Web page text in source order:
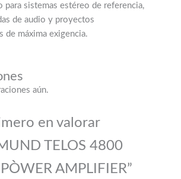
para sistemas estéreo de referencia,
de audio y proyectos
de máxima exigencia.
aún.
en valorar
TELOS 4800
AMPLIFIER”